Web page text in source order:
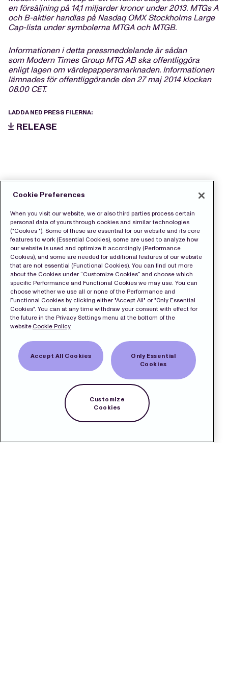
en försäljning på 14,1 miljarder kronor under 2013. MTGs A
och B-aktier handlas på Nasdaq OMX Stockholms Large
Cap-lista under symbolerna MTGA och MTGB.
Informationen i detta pressmeddelande är sådan
som Modern Times Group MTG AB ska offentliggöra
enligt lagen om värdepappersmarknaden. Informationen
lämnades för offentliggörande den27 maj2014 klockan
08.00 CET.
LADDA NED PRESS FILERNA:
RELEASE
Cookie Preferences
When you visit our website, we or also third parties process certain
personal data of yours through cookies and similar technologies
("Cookies "). Some of these are essential for our website and its core
features to work (Essential Cookies), some are used to analyze how
our website is used and optimize it accordingly (Performance
Cookies), and some are needed for additional features of our website
that are not essential (Functional Cookies). You can find out more
about the Cookies under “Customize Cookies” and choose which
specific Performance and Functional Cookies we may use. You can
choose whether we use all or none of the Performance and
Functional Cookies by clicking either "Accept All" or "Only Essential
Cookies". You can at any time withdraw your consent with effect for
the future in the Privacy Settings menu at the bottom of the
website.Cookie Policy
Accept All Cookies
Only Essential
Cookies
Customize
Cookies